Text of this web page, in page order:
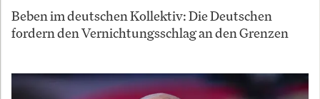
Beben im deutschen Kollektiv: Die Deutschen
fordern den Vernichtungsschlag an den Grenzen